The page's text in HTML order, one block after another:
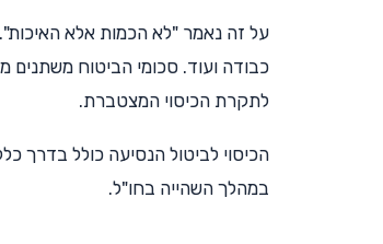
על זה נאמר "לא הכמות אלא
כבודה ועוד. סכומי הביטוח משתנים
לתקרת הכיסוי המצטברת.
הכיסוי לביטול הנסיעה כולל בדרך
במהלך השהייה בחו"ל.